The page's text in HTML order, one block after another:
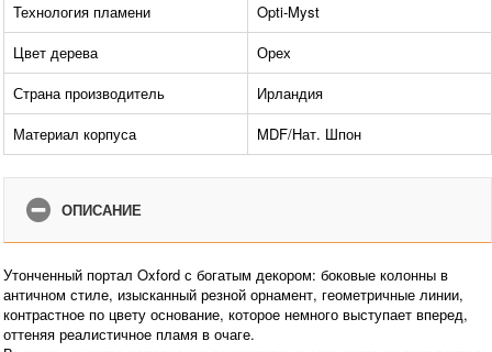
Технология пламени
Opti-Myst
Цвет дерева
Орех
Страна производитель
Ирландия
Материал корпуса
MDF/Нат. Шпон
ОПИСАНИЕ
Утонченный портал Oxford с богатым декором: боковые колонны в
античном стиле, изысканный резной орнамент, геометричные линии,
контрастное по цвету основание, которое немного выступает вперед,
оттеняя реалистичное пламя в очаге.